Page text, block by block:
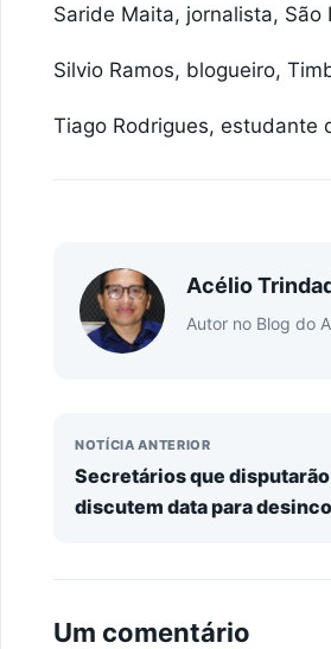
Saride Maita, jornalista, São
Silvio Ramos, blogueiro,
Tiago Rodrigues, estudante
Acélio
Autor no Blog do
NOTÍCIA ANTERIOR
Secretários que
discutem data para
Um comentário